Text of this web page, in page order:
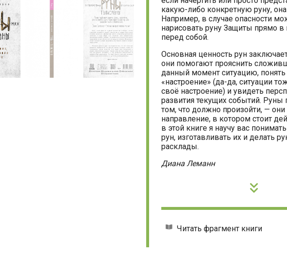
какую-либо конкретную руну,
Например, в случае опасности
нарисовать руну Защиты прямо в
перед собой.
Основная ценность рун
они помогают прояснить
данный момент ситуацию, понять
«настроение» (да-да, ситуации
своё настроение) и увидеть
развития текущих событий. Руны
том, что должно произойти, —
направление, в котором стоит
в этой книге я научу вас
рун, изготавливать их и делать
расклады.
Диана Леманн
Читать фрагмент книги